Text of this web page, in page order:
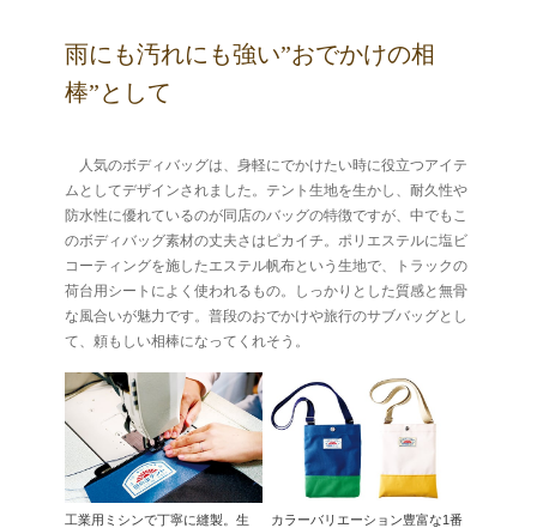
雨にも汚れにも強い”おでかけの相
棒”として
人気のボディバッグは、身軽にでかけたい時に役立つアイテ
ムとしてデザインされました。テント生地を生かし、耐久性や
防水性に優れているのが同店のバッグの特徴ですが、中でもこ
のボディバッグ素材の丈夫さはピカイチ。ポリエステルに塩ビ
コーティングを施したエステル帆布という生地で、トラックの
荷台用シートによく使われるもの。しっかりとした質感と無骨
な風合いが魅力です。普段のおでかけや旅行のサブバッグとし
て、頼もしい相棒になってくれそう。
工業用ミシンで丁寧に縫製。生
カラーバリエーション豊富な1番